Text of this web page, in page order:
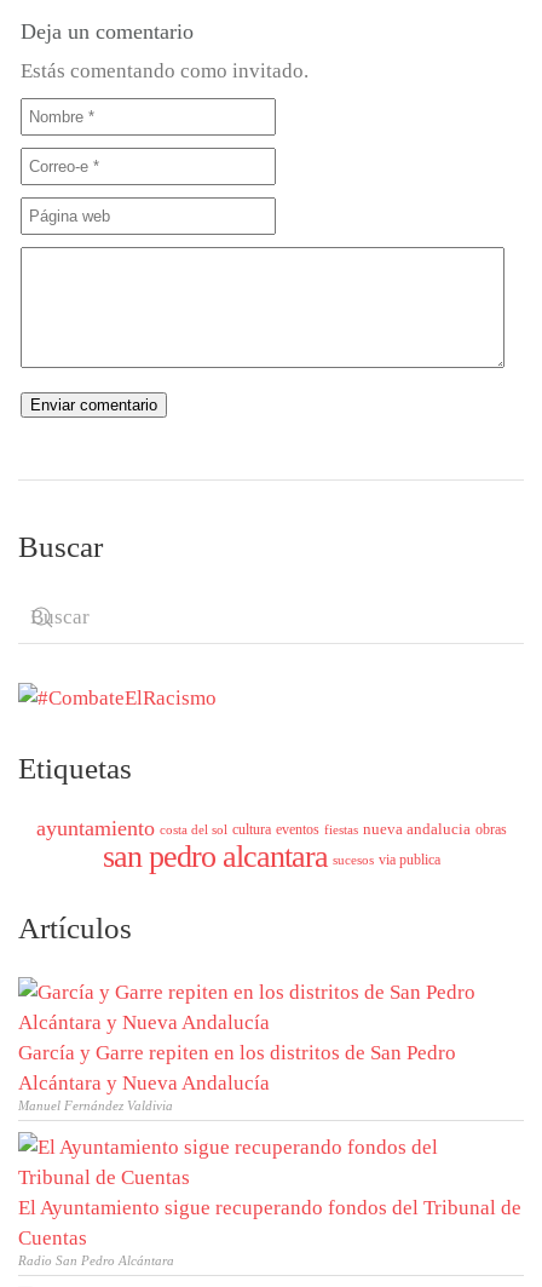
Deja un comentario
Estás comentando como invitado.
Buscar
Etiquetas
ayuntamiento costa del sol cultura eventos fiestas nueva andalucia obras
san pedro alcantara sucesos via publica
Artículos
García y Garre repiten en los distritos de San Pedro
Alcántara y Nueva Andalucía
Manuel Fernández Valdivia
El Ayuntamiento sigue recuperando fondos del Tribunal de
Cuentas
Radio San Pedro Alcántara